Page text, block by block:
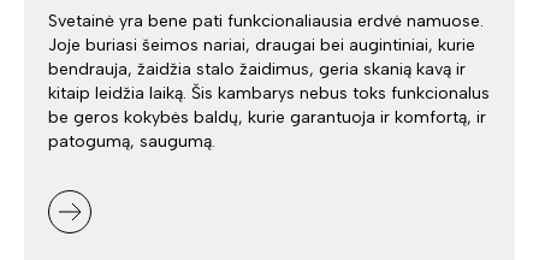
Svetainė yra bene pati funkcionaliausia erdvė namuose.
Joje buriasi šeimos nariai, draugai bei augintiniai, kurie
bendrauja, žaidžia stalo žaidimus, geria skanią kavą ir
kitaip leidžia laiką. Šis kambarys nebus toks funkcionalus
be geros kokybės baldų, kurie garantuoja ir komfortą, ir
patogumą, saugumą.